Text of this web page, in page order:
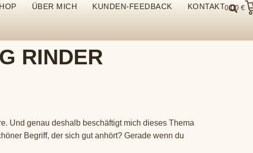
ÜBER MICH KUNDEN-FEEDBACK KONTAKT0,00€
RINDER
Und genau deshalb beschäftigt mich dieses Thema
Begriff, der sich gut anhört? Gerade wenn du